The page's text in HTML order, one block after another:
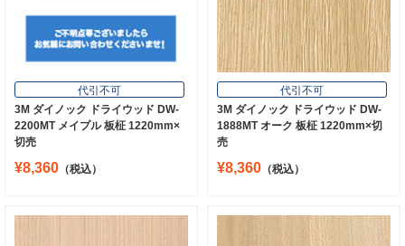
代引不可
3M ダイノック ドライウッド DW-
2200MT メイプル 板柾 1220mm×
切売
¥8,360 （税込）
代引不可
3M ダイノック ドライウッド DW-
1888MT オーク 板柾 1220mm×切
売
¥8,360 （税込）